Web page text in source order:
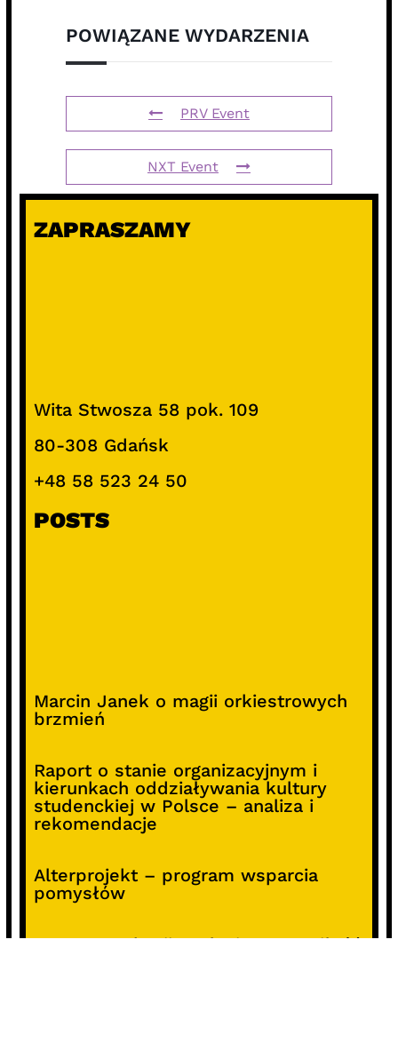
POWIĄZANE WYDARZENIA
PRV Event
NXT Event
ZAPRASZAMY
Wita Stwosza 58 pok. 109
80-308 Gdańsk
+48 58 523 24 50
POSTS
Marcin Janek o magii orkiestrowych
brzmień
Raport o stanie organizacyjnym i
kierunkach oddziaływania kultury
studenckiej w Polsce – analiza i
rekomendacje
Alterprojekt – program wsparcia
pomysłów
Koncert z okazji 30-lecia DKF „Miłość